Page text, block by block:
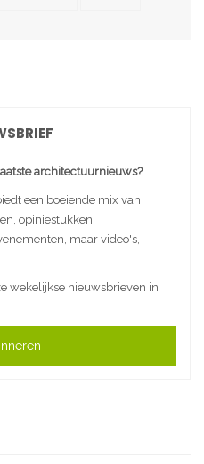
architectuurnieuws?
een boeiende mix van
opiniestukken,
maar video's,
wekelijkse nieuwsbrieven in